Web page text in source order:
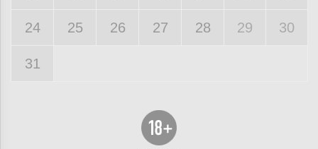
24 25 26 27 28 29 30
31